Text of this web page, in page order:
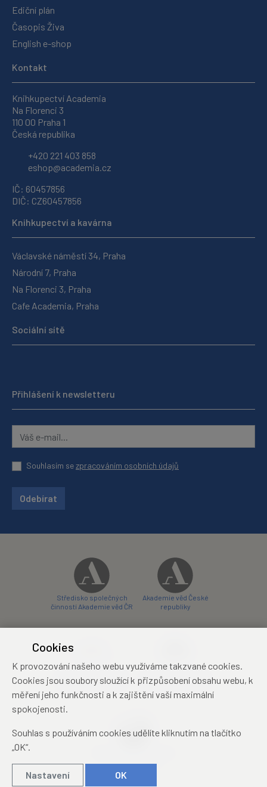
Ediční plán
Časopis Živa
English e-shop
Kontakt
Knihkupectví Academia
Na Florenci 3
110 00 Praha 1
Česká republika
+420 221 403 858
eshop@academia.cz
IČ: 60457856
DIČ: CZ60457856
Knihkupectví a kavárna
Václavské náměstí 34, Praha
Národní 7, Praha
Na Florenci 3, Praha
Cafe Academia, Praha
Sociální sítě
Přihlášení k newsletteru
Souhlasím sezpracováním osobních údajů
Odebírat
Středisko společných
činností Akademie věd ČR
Akademie věd České
republiky
konferenční centrum
Zámecký hotel Třešť
konferenční centrum
Cookies
K provozování našeho webu využíváme takzvané cookies.
Cookies jsou soubory sloužící k přizpůsobení obsahu webu, k
měření jeho funkčnosti a k zajištění vaší maximální
spokojenosti.
Souhlas s používáním cookies udělíte kliknutím na tlačítko
„OK“.
Nastavení OK